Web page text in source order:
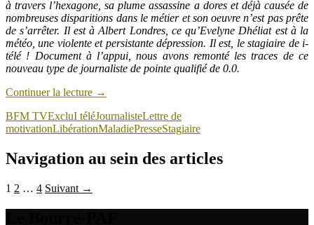
à travers l’hexagone, sa plume assassine a dores et déjà causée de
nombreuses disparitions dans le métier et son oeuvre n’est pas prête
de s’arrêter. Il est à Albert Londres, ce qu’Evelyne Dhéliat est à la
météo, une violente et persistante dépression. Il est, le stagiaire de i-
télé ! Document à l’appui, nous avons remonté les traces de ce
nouveau type de journaliste de pointe qualifié de 0.0.
Continuer la lecture →
BFM TVExcluI téléJournalisteLettre de
motivationLibérationMaladiePresseStagiaire
Navigation au sein des articles
1 2 … 4 Suivant →